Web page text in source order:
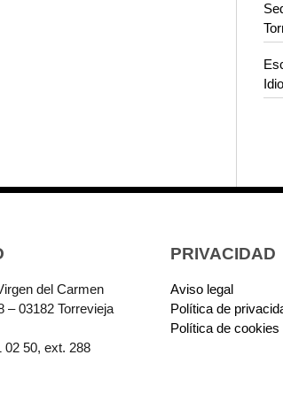
del Carmen
– 03182 Torrevieja
02 50, ext. 288
PRIVACIDAD
Aviso legal
Política de
Política de cookies